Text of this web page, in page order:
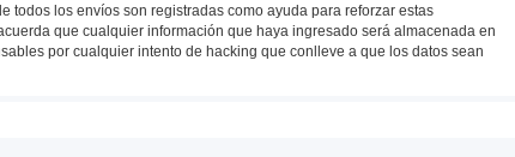
todos los envíos son registradas como ayuda para reforzar estas
que cualquier información que haya ingresado será almacenada en
por cualquier intento de hacking que conlleve a que los datos sean